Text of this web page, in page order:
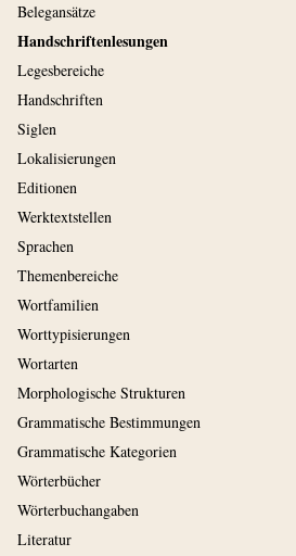
Belegansätze
Handschriftenlesungen
Legesbereiche
Handschriften
Siglen
Lokalisierungen
Editionen
Werktextstellen
Sprachen
Themenbereiche
Wortfamilien
Worttypisierungen
Wortarten
Morphologische Strukturen
Grammatische Bestimmungen
Grammatische Kategorien
Wörterbücher
Wörterbuchangaben
Literatur